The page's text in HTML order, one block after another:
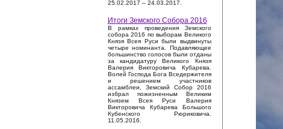
25.02.2017 – 24.03.2017.
Итоги Земского Собора 2016
В рамках проведения Земского
собора 2016 по выборам Великого
Князя Всея Руси были выдвинуты
четыре номинанта. Подавляющее
большинство голосов были отданы
за кандидатуру Великого Князя
Валерия Викторовича Кубарева.
Волей Господа Бога Вседержителя
и решением участников
ассамблеи, Земский Собор 2016
избрал пожизненным Великим
Князем Всея Руси Валерия
Викторовича Кубарева Большого
Кубенского Рюриковича.
11.05.2016.